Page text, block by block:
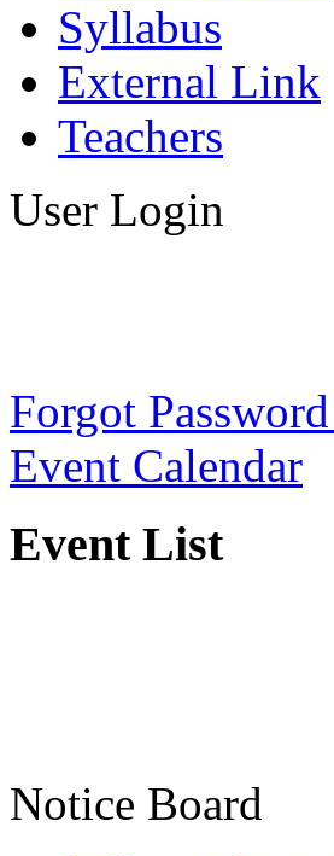
Syllabus
External Link
Teachers
User Login
Forgot
Event Calendar
Event List
Notice Board